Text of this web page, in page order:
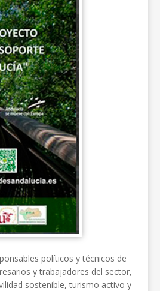
políticos y técnicos de
y trabajadores del sector,
sostenible, turismo activo y